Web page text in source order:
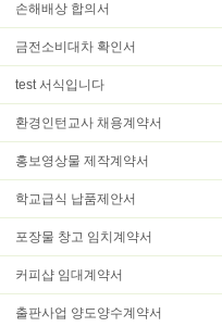
손해배상 합의서
금전소비대차 확인서
test 서식입니다
환경인턴교사 채용계약서
홍보영상물 제작계약서
학교급식 납품제안서
포장물 창고 임치계약서
커피샵 임대계약서
출판사업 양도양수계약서